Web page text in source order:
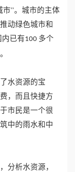
市”。城市的主体
动绿色城市和
已有100 多个
水资源的宝
，而且快捷方
市民是一个很
中的雨水和中
分析水资源，